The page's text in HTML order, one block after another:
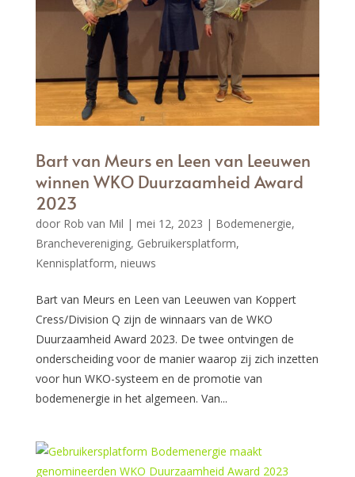
Bart van Meurs en Leen van Leeuwen
winnen WKO Duurzaamheid Award
2023
door Rob van Mil | mei 12, 2023 | Bodemenergie,
Branchevereniging, Gebruikersplatform,
Kennisplatform, nieuws
Bart van Meurs en Leen van Leeuwen van Koppert
Cress/Division Q zijn de winnaars van de WKO
Duurzaamheid Award 2023. De twee ontvingen de
onderscheiding voor de manier waarop zij zich inzetten
voor hun WKO-systeem en de promotie van
bodemenergie in het algemeen. Van...